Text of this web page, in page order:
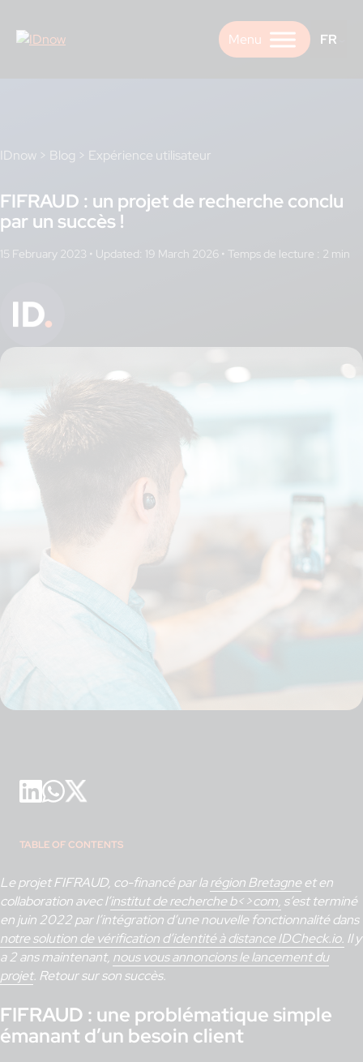
content
FR
IDnow > Blog > Expérience utilisateur
FIFRAUD : un projet de recherche conclu
par un succès !
15 February 2023 • Updated: 19 March 2026 •
TABLE OF CONTENTS
Le projet FIFRAUD, co-financé par larégion Bretagneet en
collaboration avec l’institut de recherche b<>com, s’est terminé
en juin 2022 par l’intégration d’une nouvelle fonctionnalité dans
notre solution de vérification d’identité à distance IDCheck.io. Il y
a 2 ans maintenant, nous vous annoncions le lancement du
projet. Retour sur son succès.
FIFRAUD : une problématique simple
émanant d’un besoin client